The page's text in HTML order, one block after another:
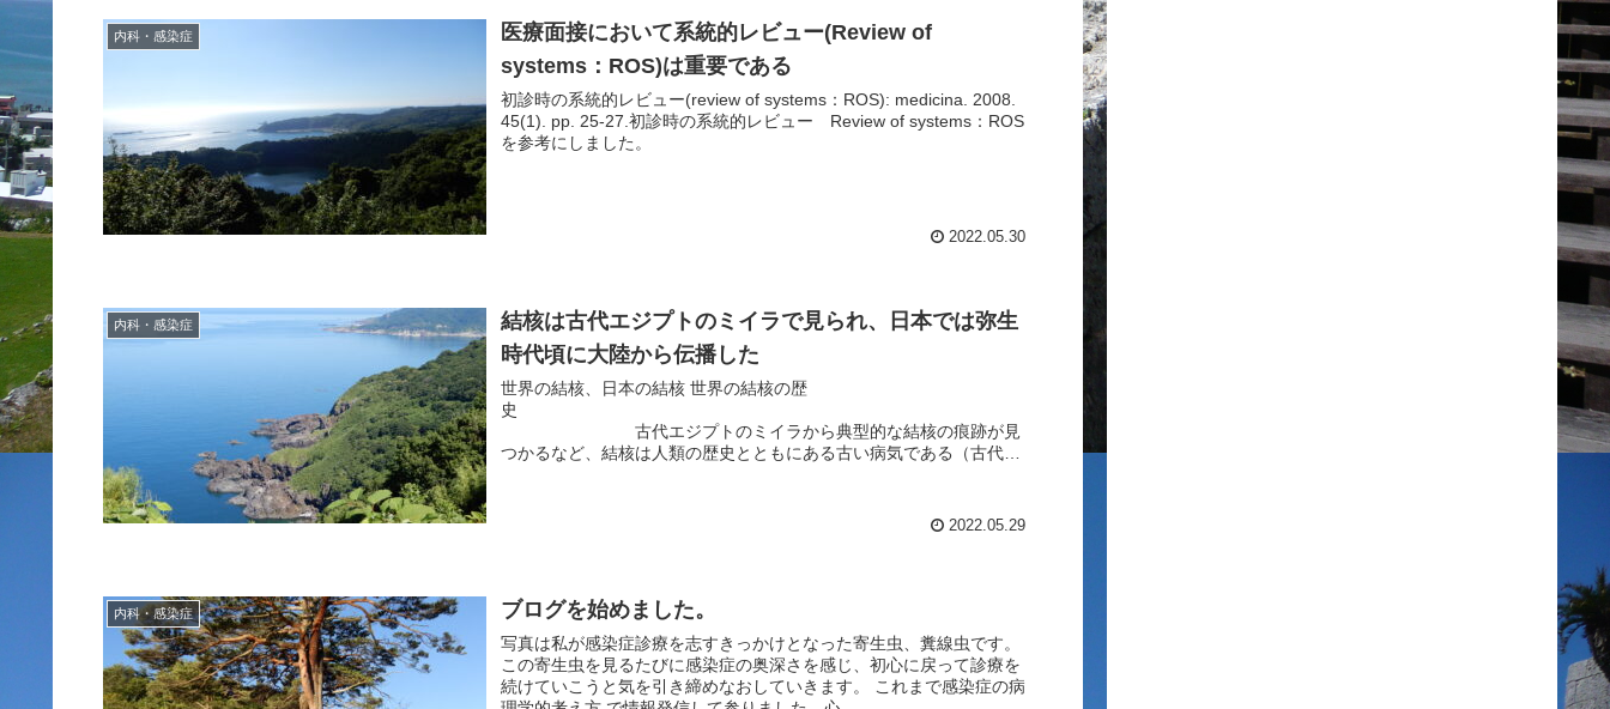
内科・感染症
医療面接において系統的レビュー(Review of
systems：ROS)は重要である
初診時の系統的レビュー(review of systems：ROS): medicina. 2008.
45(1). pp. 25-27.初診時の系統的レビュー Review of systems：ROS
を参考にしました。
2022.05.30
内科・感染症
結核は古代エジプトのミイラで見られ、日本では弥生
時代頃に大陸から伝播した
世界の結核、日本の結核 世界の結核の歴
史
古代エジプトのミイラから典型的な結核の痕跡が見
つかるなど、結核は人類の歴史とともにある古い病気である（古代エ
2022.05.29
内科・感染症 ブログを始めました。
写真は私が感染症診療を志すきっかけとなった寄生虫、糞線虫です。
この寄生虫を見るたびに感染症の奥深さを感じ、初心に戻って診療を
続けていこうと気を引き締めなおしていきます。 これまで感染症の病